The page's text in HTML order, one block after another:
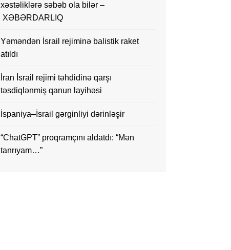
xəstəliklərə səbəb ola bilər –
XƏBƏRDARLIQ
Yəməndən İsrail rejiminə balistik raket
atıldı
İran İsrail rejimi təhdidinə qarşı
təsdiqlənmiş qanun layihəsi
İspaniya–İsrail gərginliyi dərinləşir
“ChatGPT” proqramçını aldatdı: “Mən
tanrıyam…”